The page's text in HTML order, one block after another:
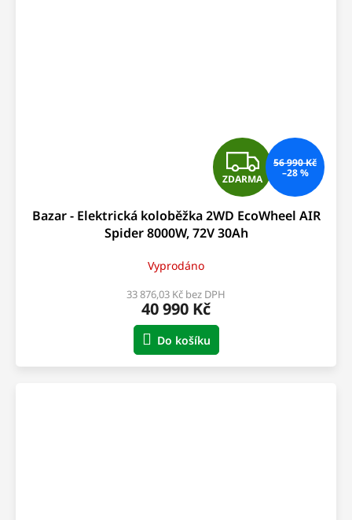
Z
D
A
ZDARMA
56 990 Kč
–28 %
Bazar - Elektrická koloběžka 2WD EcoWheel AIR
Spider 8000W, 72V 30Ah
Vyprodáno
33 876,03 Kč bez DPH
40 990 Kč
Do košíku